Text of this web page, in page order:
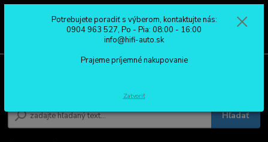
Hľadať
0904 963 527
Po - Pia: 08:00 - 16:00
Potrebujete poradiť s výberom, kontaktujte nás:
0904 963 527, Po - Pia: 08:00 - 16:00
info@hifi-auto.sk
Prajeme príjemné nakupovanie
Zatvoriť